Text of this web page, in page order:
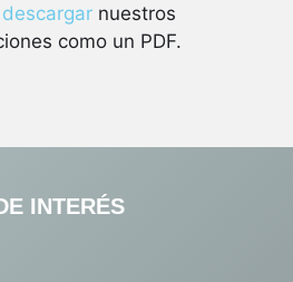
descargar nuestros
como un PDF.
INTERÉS